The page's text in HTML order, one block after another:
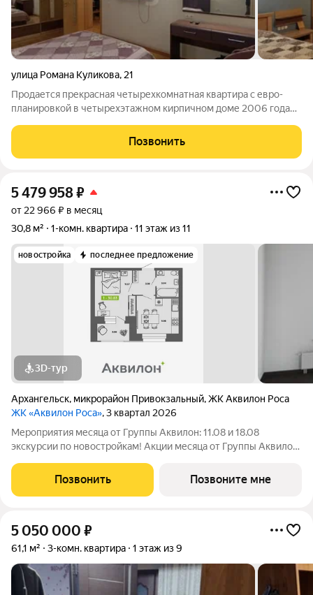
улица Романа Куликова, 21
Продается прекрасная четырехкомнатная квартира с евро-
планировкой в четырехэтажном кирпичном доме 2006 года
раздельные комнаты, свой уголок для каждого члена семьи и
большая, уютная кухня- гостиная
Позвонить
5 479 958₽
от 22 966 ₽ в месяц
30,8 м²
1-комн. квартира 11 этаж из 11
новостройка последнее предложение
3D-тур
Архангельск, микрорайон Привокзальный,ЖК Аквилон Роса
ЖК «Аквилон Роса», 3 квартал 2026
Мероприятия месяца от Группы Аквилон: 11.08 и 18.08
экскурсии по новостройкам! Акции месяца от Группы Аквилон:
38%! Арктическая и Семейная ипотеки!Рассрочка БЕЗ
Позвонить Позвоните мне
5 050 000 ₽
61,1 м² 3-комн. квартира 1 этаж из 9